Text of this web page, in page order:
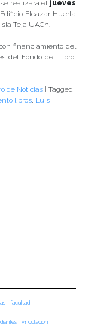
realizará el jueves
Eleazar Huerta
Teja UACh.
financiamiento del
del Fondo del Libro,
de Noticias
Tagged
libros, Luis
facultad
vinculacion